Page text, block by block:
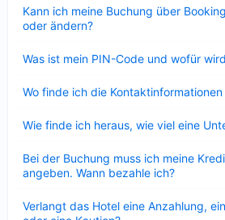
Kann ich meine Buchung über
oder ändern?
Was ist mein PIN-Code und wofür
Wo finde ich die
Wie finde ich heraus, wie viel eine
Bei der Buchung muss ich meine
angeben. Wann bezahle ich?
Verlangt das Hotel eine Anzahlung,